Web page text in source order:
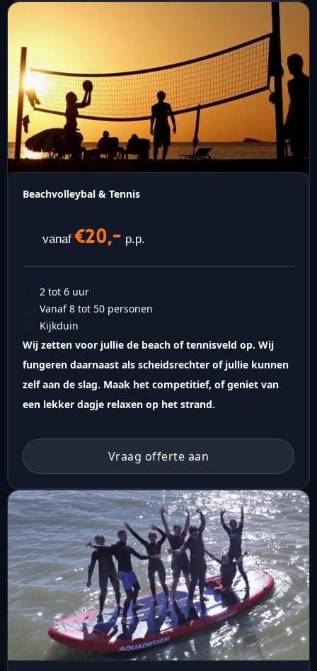
Beachvolleybal & Tennis
vanaf€20,- p.p.
2 tot 6 uur
Vanaf 8 tot 50 personen
Kijkduin
Wij zetten voor jullie de beach of tennisveld op. Wij
fungeren daarnaast als scheidsrechter of jullie kunnen
zelf aan de slag. Maak het competitief, of geniet van
een lekker dagje relaxen op het strand.
Vraag offerte aan